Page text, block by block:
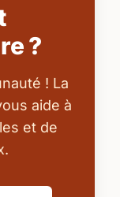
?
! La
aide à
et de